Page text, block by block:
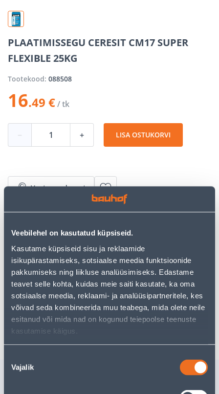
Veebilehel on kasutatud küpsiseid.
Kasutame küpsiseid sisu ja reklaamide
isikupärastamiseks, sotsiaalse meedia funktsioonide
pakkumiseks ning liikluse analüüsimiseks. Edastame
teavet selle kohta, kuidas meie saiti kasutate, ka oma
sotsiaalse meedia, reklaami- ja analüüsipartneritele, kes
võivad seda kombineerida muu teabega, mida olete neile
esitanud või mida nad on kogunud teiepoolse teenuste
kasutamise käigus.
valik
Vajalik
PLAATIMISSEGU CERESIT CM17 SUPER
FLEXIBLE 25KG
Tootekood: 088508
16.49 €/ tk
− + LISA OSTUKORVI
Vaata saadavust
• Väga elastne ja suure nakketugevusega
• Sobilik ka suurte plaatide liimimiseks keerukatele
aluspindadele. Fiiberkiududega tugevdatud.
• Pakendi kogus on 25 kg.
• 14-päevane tagastusõigus.
Poest kätte, alates 10.08.2026
Eeldatav kojuvedu al. 16,90 € al. 2-5 tööpäeva
Sarnased tooted